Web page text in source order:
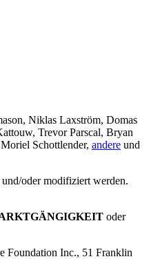
Niklas Laxström, Domas
Trevor Parscal, Bryan
Schottlender, andere und
oder modifiziert werden.
oder
Foundation Inc., 51 Franklin